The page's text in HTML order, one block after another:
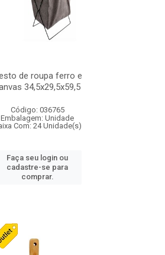
de roupa ferro e
34,5x29,5x59,5
Código: 036765
Embalagem: Unidade
Com: 24 Unidade(s)
Faça seu login ou
cadastre-se para
comprar.